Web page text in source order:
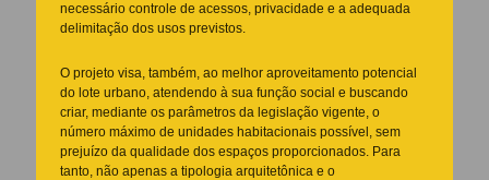
necessário controle de acessos, privacidade e a adequada
delimitação dos usos previstos.
O projeto visa, também, ao melhor aproveitamento potencial
do lote urbano, atendendo à sua função social e buscando
criar, mediante os parâmetros da legislação vigente, o
número máximo de unidades habitacionais possível, sem
prejuízo da qualidade dos espaços proporcionados. Para
tanto, não apenas a tipologia arquitetônica e o